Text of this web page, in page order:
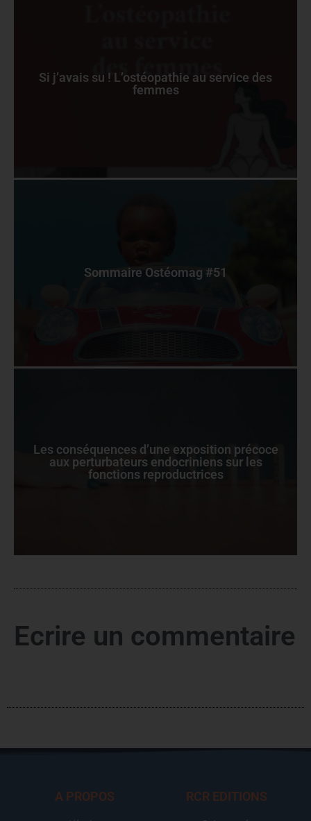
Si j’avais su ! L’ostéopathie au service des
femmes
Sommaire Ostéomag #51
Les conséquences d’une exposition précoce
aux perturbateurs endocriniens sur les
fonctions reproductrices
Ecrire un commentaire
A PROPOS RCR EDITIONS